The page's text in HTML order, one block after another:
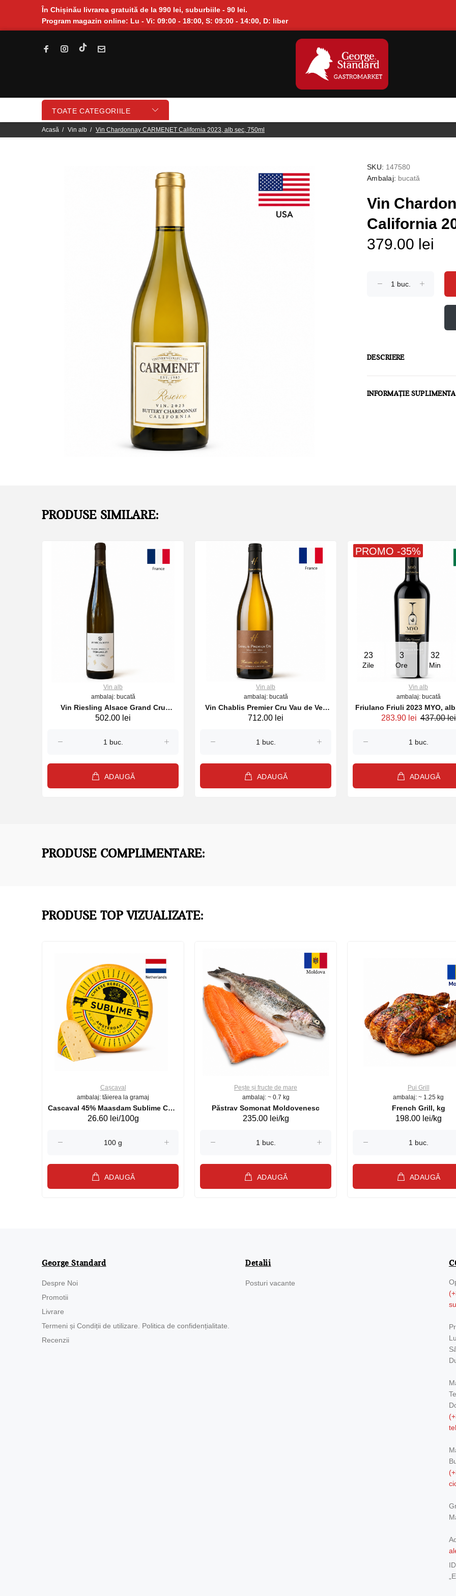
În Chișinău livrarea gratuită de la 990 lei, suburbiile - 90 lei.
Program magazin online: Lu - Vi: 09:00 - 18:00, S: 09:00 - 14:00, D: liber
TOATE CATEGORIILE
Acasă Vin alb Vin Chardonnay CARMENET California 2023, alb sec, 750ml
SKU: 147580
Ambalaj: bucată
Vin
California
379.00 lei
DESCRIERE
INFORMAȚIE
PRODUSE SIMILARE:
Vin alb
ambalaj: bucată
Vin Riesling Alsace Grand Cru
Steingrubler Wunsch & Mann 2022
502.00 lei
ADAUGĂ
Vin alb
ambalaj: bucată
Vin Chablis Premier Cru Vau de Vey
Pierrick Laroche 2022 alb, 750 ml
712.00 lei
ADAUGĂ
23
Zile
3
Ore
32
Min
PROMO -35%
Vin alb
ambalaj: bucată
Friulano
283.90 lei 437.00 lei
ADAUGĂ
PRODUSE COMPLIMENTARE:
PRODUSE TOP VIZUALIZATE:
Cașcaval
ambalaj: tăierea la gramaj
Cascaval 45% Maasdam Sublime Cow
(075002)
26.60 lei/100g
ADAUGĂ
Pește și fructe de mare
ambalaj: ~ 0.7 kg
Păstrav Somonat Moldovenesc
235.00 lei/kg
ADAUGĂ
Pui Grill
ambalaj: ~ 1.25 kg
French Grill, kg
198.00 lei/kg
ADAUGĂ
George Standard
Despre Noi
Promotii
Livrare
Termeni și Condiții de utilizare. Politica de confidențialitate.
Recenzii
Detalii
Posturi vacante